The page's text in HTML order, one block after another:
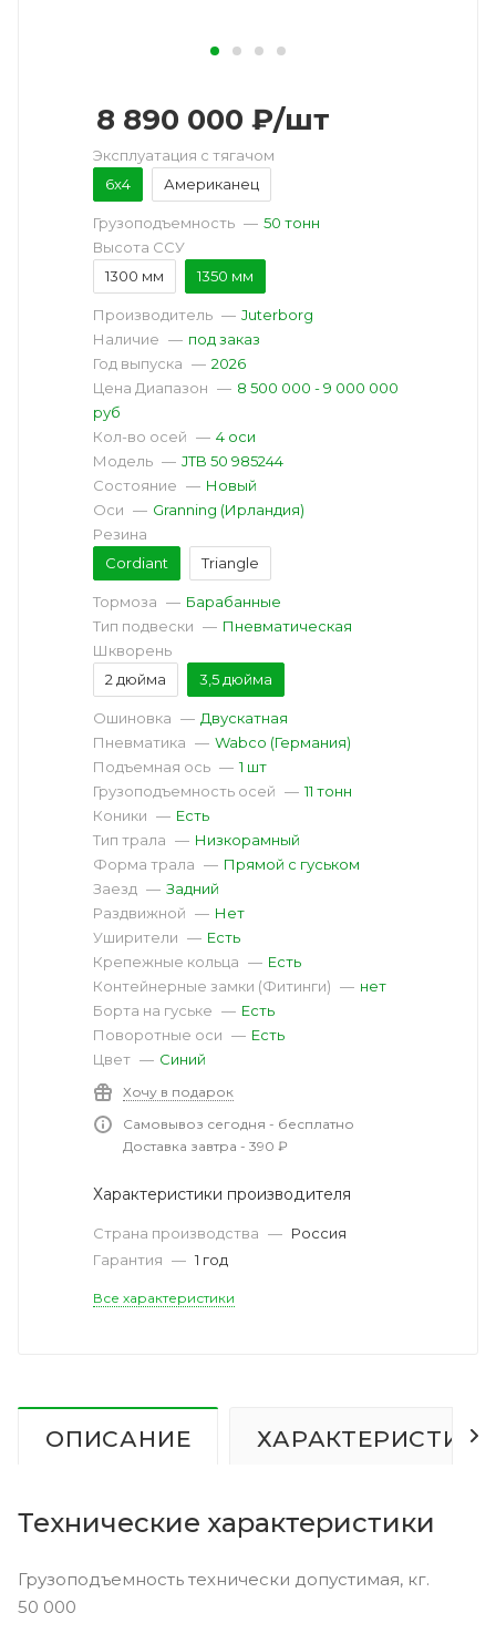
8 890 000 ₽/шт
Эксплуатация с тягачом
6x4
Американец
Грузоподъемность — 50 тонн
Высота ССУ
1300 мм
1350 мм
Производитель — Juterborg
Наличие — под заказ
Год выпуска — 2026
Цена Диапазон — 8 500 000 - 9 000 000
руб
Кол-во осей — 4 оси
Модель — JTB 50 985244
Состояние — Новый
Оси — Granning (Ирландия)
Резина
Cordiant
Triangle
Тормоза — Барабанные
Тип подвески — Пневматическая
Шкворень
2 дюйма
3,5 дюйма
Ошиновка — Двускатная
Пневматика — Wabco (Германия)
Подъемная ось — 1 шт
Грузоподъемность осей — 11 тонн
Коники — Есть
Тип трала — Низкорамный
Форма трала — Прямой с гуськом
Заезд — Задний
Раздвижной — Нет
Уширители — Есть
Крепежные кольца — Есть
Контейнерные замки (Фитинги) — нет
Борта на гуське — Есть
Поворотные оси — Есть
Цвет — Синий
Хочу в подарок
Самовывоз сегодня - бесплатно
Доставка завтра - 390 ₽
Характеристики производителя
Страна производства — Россия
Гарантия — 1 год
Все характеристики
ОПИСАНИЕ
Технические характеристики
Грузоподъемность технически допустимая, кг.
50 000